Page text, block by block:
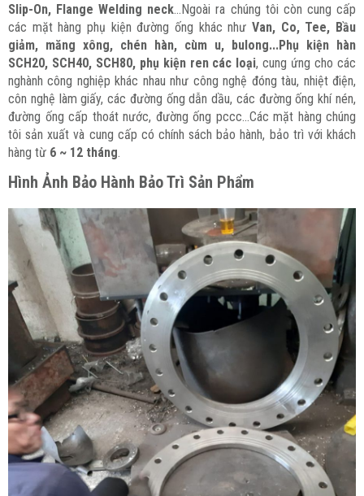
Slip-On, Flange Welding neck ...Ngoài ra chúng tôi còn cung cấp
các mặt hàng phụ kiện đường ống khác như Van, Co, Tee, Bầu
giảm, măng xông, chén hàn, cùm u, bulong...Phụ kiện hàn
SCH20, SCH40, SCH80, phụ kiện ren các loại, cung ứng cho các
nghành công nghiệp khác nhau như công nghệ đóng tàu, nhiệt điện,
côn nghệ làm giấy, các đường ống dẫn dầu, các đường ống khí nén,
đường ống cấp thoát nước, đường ống pccc...Các mặt hàng chúng
tôi sản xuất và cung cấp có chính sách bảo hành, bảo trì với khách
hàng từ 6 ~ 12 tháng
Hình Ảnh Bảo Hành Bảo Trì Sản Phẩm
Đăng ký tư vấn trực tiếp 24/7:0969392616